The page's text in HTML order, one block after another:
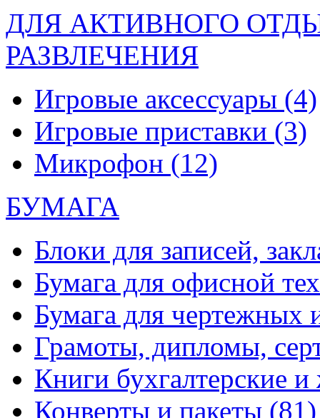
ДЛЯ АКТИВНОГО
РАЗВЛЕЧЕНИЯ
Игровые аксессуары (4)
Игровые приставки (3)
Микрофон (12)
БУМАГА
Блоки для записей,
Бумага для офисной
Бумага для чертежных
Грамоты, дипломы,
Книги бухгалтерские
Конверты и пакеты (81)